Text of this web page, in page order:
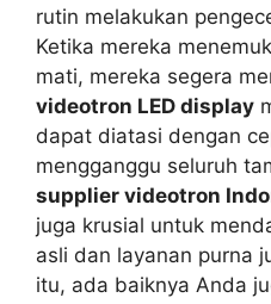
rutin melakukan
Ketika mereka
mati, mereka segera
videotron LED display
dapat diatasi dengan
mengganggu seluruh
supplier videotron
juga krusial untuk
asli dan layanan purna
itu, ada baiknya Anda